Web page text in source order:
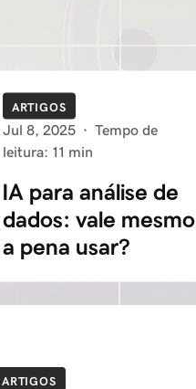
ARTIGOS
Jul 8, 2025 · Tempo de
leitura: 11 min
IA para análise de
dados: vale mesmo
a pena usar?
ARTIGOS